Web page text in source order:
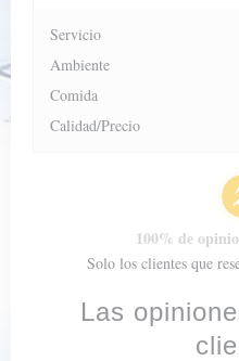
Las
Servicio
Ambiente
Comida
Calidad/Precio
100% de
Solo los clientes que